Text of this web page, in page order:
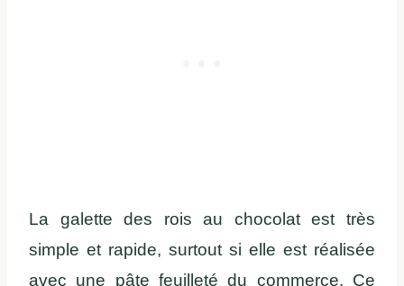
La galette des rois au chocolat est très
simple et rapide, surtout si elle est réalisée
avec une pâte feuilleté du commerce. Ce